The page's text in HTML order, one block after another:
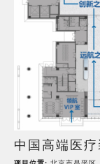
中国高端医